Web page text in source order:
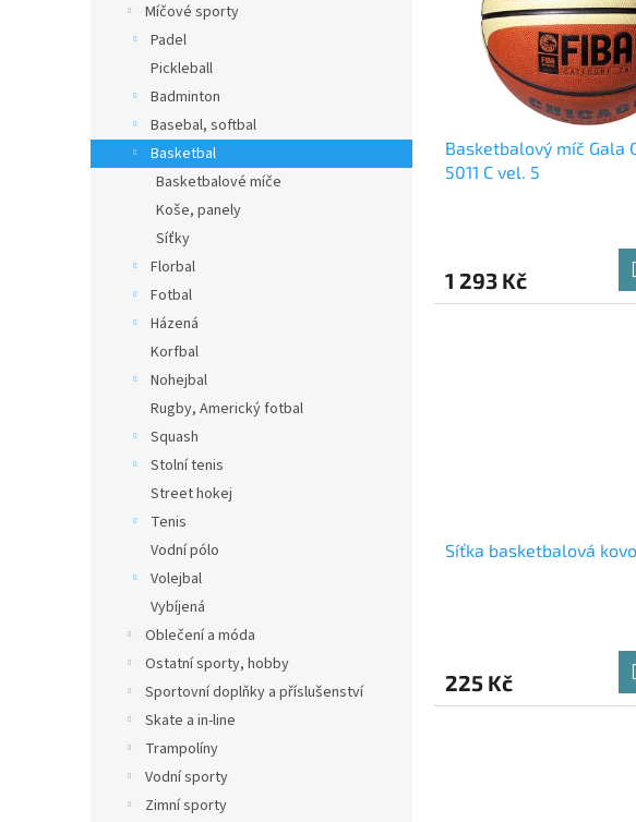
Míčové sporty
Padel
Pickleball
Badminton
Basebal, softbal
Basketbal
Basketbalové míče
Koše, panely
Síťky
Florbal
Fotbal
Házená
Korfbal
Nohejbal
Rugby, Americký fotbal
Squash
Stolní tenis
Street hokej
Tenis
Vodní pólo
Volejbal
Vybíjená
Oblečení a móda
Ostatní sporty, hobby
Sportovní doplňky a příslušenství
Skate a in-line
Trampolíny
Vodní sporty
Zimní sporty
Basketbalový míč Gala
5011 C vel. 5
1 293 Kč
Síťka basketbalová
225 Kč